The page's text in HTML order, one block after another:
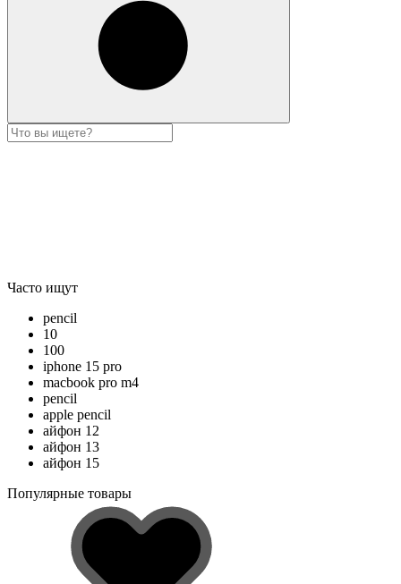
Часто ищут
pencil
10
100
iphone 15 pro
macbook pro m4
pencil
apple pencil
айфон 12
айфон 13
айфон 15
Популярные товары